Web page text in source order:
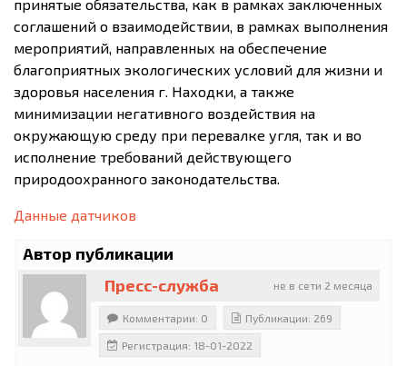
принятые обязательства, как в рамках заключенных
соглашений о взаимодействии, в рамках выполнения
мероприятий, направленных на обеспечение
благоприятных экологических условий для жизни и
здоровья населения г. Находки, а также
минимизации негативного воздействия на
окружающую среду при перевалке угля, так и во
исполнение требований действующего
природоохранного законодательства.
Данные датчиков
Автор публикации
не в сети 2 месяца
Пресс-служба
Комментарии: 0 Публикации: 269
Регистрация: 18-01-2022